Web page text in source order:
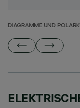
DIAGRAMME UND